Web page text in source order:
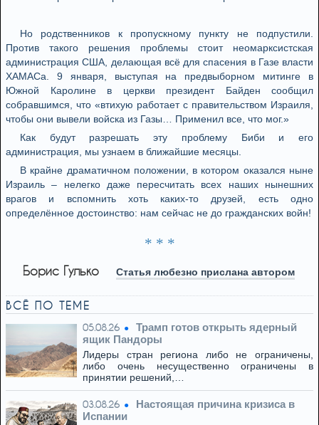
Но родственников к пропускному пункту не подпустили.
Против такого решения проблемы стоит неомарксистская
администрация США, делающая всё для спасения в Газе власти
ХАМАСа. 9 января, выступая на предвыборном митинге в
Южной Каролине в церкви президент Байден сообщил
собравшимся, что «втихую работает с правительством Израиля,
чтобы они вывели войска из Газы… Применил все, что мог.»
Как будут разрешать эту проблему Биби и его
администрация, мы узнаем в ближайшие месяцы.
В крайне драматичном положении, в котором оказался ныне
Израиль – нелегко даже пересчитать всех наших нынешних
врагов и вспомнить хоть каких-то друзей, есть одно
определённое достоинство: нам сейчас не до гражданских войн!
* * *
Борис Гулько Статья любезно прислана автором
ВСЁ ПО ТЕМЕ
05.08.26
Трамп готов открыть ядерный
ящик Пандоры
Лидеры стран региона либо не ограничены,
либо очень несущественно ограничены в
принятии решений,…
03.08.26
Настоящая причина кризиса в
Испании